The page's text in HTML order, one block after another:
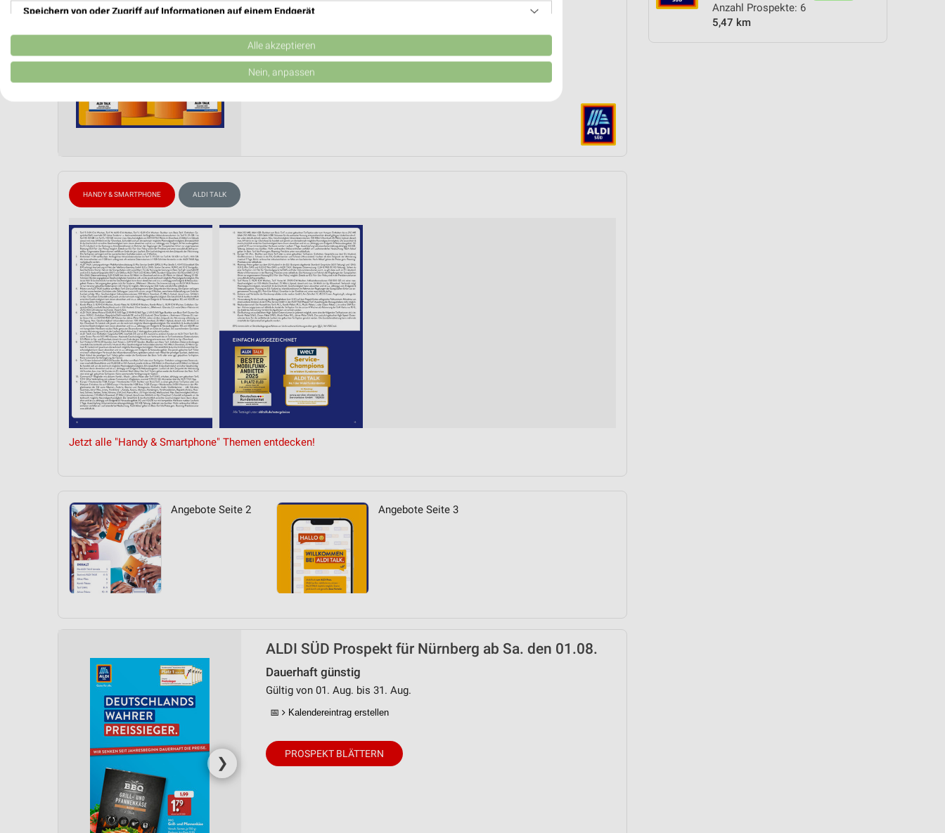
Anzahl Prospekte: 6
5,47 km
PROSPEKT BLÄTTERN
HANDY & SMARTPHONE ALDI TALK
Jetzt alle "Handy & Smartphone" Themen entdecken!
Angebote Seite 2 Angebote Seite 3
❯
ALDI SÜD Prospekt für Nürnberg ab Sa. den 01.08.
Dauerhaft günstig
Gültig von 01. Aug. bis 31. Aug.
📅 Kalendereintrag erstellen
PROSPEKT BLÄTTERN
Speichern von oder Zugriff auf Informationen auf einem Endgerät
Verwendung reduzierter Daten zur Auswahl von Werbeanzeigen
Erstellung von Profilen für personalisierte Werbung
Erstellung von Profilen zur Personalisierung von Inhalten
Messung der Werbeleistung
Analyse von Zielgruppen durch Statistiken oder Kombinationen von Daten aus verschiedenen
Entwicklung und Verbesserung der Angebote
Verwendung reduzierter Daten zur Auswahl von Inhalten
IAB-Besonderheiten:
Verwendung genauer Standortdaten
Geräte anhand von aktiv angeforderten Informationen identifizieren
Nicht-IAB-Verarbeitungszwecke:
Notwendig
Alle akzeptieren
Nein, anpassen